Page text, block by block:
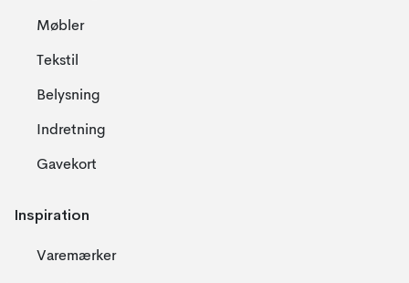
Møbler
Tekstil
Belysning
Indretning
Gavekort
Inspiration
Varemærker